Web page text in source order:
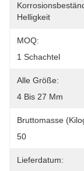
Helligkeit
MOQ:
1 Schachtel
Alle Größe:
4 Bis 27 Mm
Bruttomasse
50
Lieferdatum: